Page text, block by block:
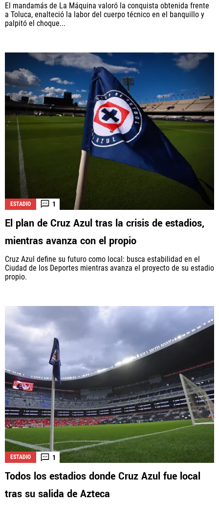
El mandamás de La Máquina valoró la conquista obtenida frente
a Toluca, enalteció la labor del cuerpo técnico en el banquillo y
palpitó el choque...
ESTADIO 1
El plan de Cruz Azul tras la crisis de estadios,
mientras avanza con el propio
Cruz Azul define su futuro como local: busca estabilidad en el
Ciudad de los Deportes mientras avanza el proyecto de su estadio
propio.
ESTADIO 1
Todos los estadios donde Cruz Azul fue local
tras su salida de Azteca